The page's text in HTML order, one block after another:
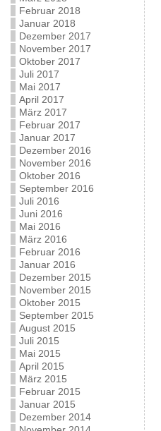
Februar 2018
Januar 2018
Dezember 2017
November 2017
Oktober 2017
Juli 2017
Mai 2017
April 2017
März 2017
Februar 2017
Januar 2017
Dezember 2016
November 2016
Oktober 2016
September 2016
Juli 2016
Juni 2016
Mai 2016
März 2016
Februar 2016
Januar 2016
Dezember 2015
November 2015
Oktober 2015
September 2015
August 2015
Juli 2015
Mai 2015
April 2015
März 2015
Februar 2015
Januar 2015
Dezember 2014